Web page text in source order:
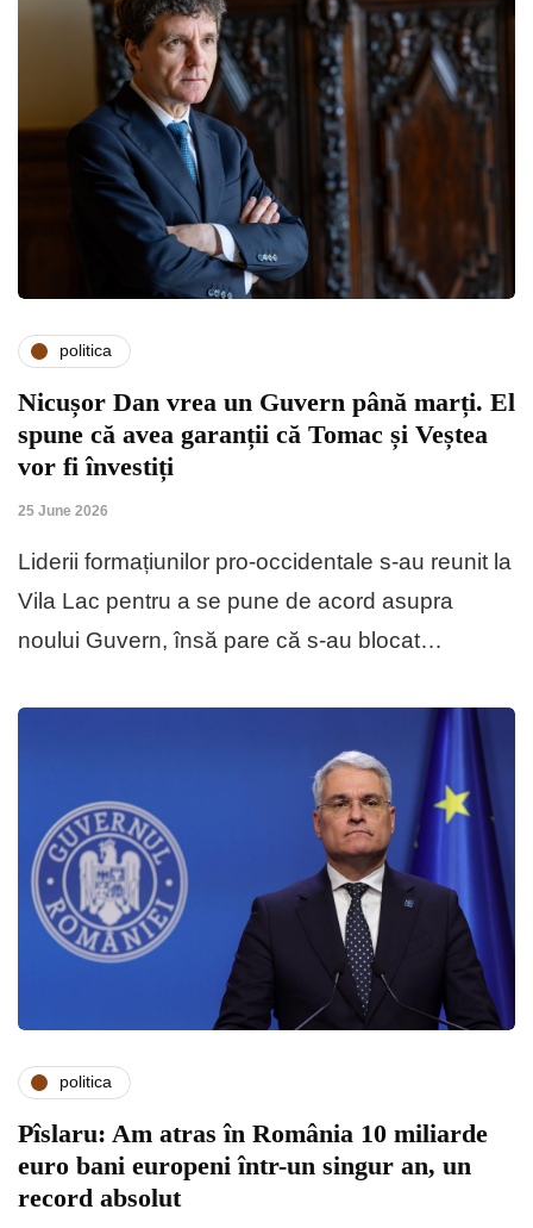
politica
Nicușor Dan vrea un Guvern până marți. El
spune că avea garanții că Tomac și Veștea
vor fi învestiți
25 June 2026
Liderii formațiunilor pro-occidentale s-au reunit la
Vila Lac pentru a se pune de acord asupra
noului Guvern, însă pare că s-au blocat…
politica
Pîslaru: Am atras în România 10 miliarde
euro bani europeni într-un singur an, un
record absolut